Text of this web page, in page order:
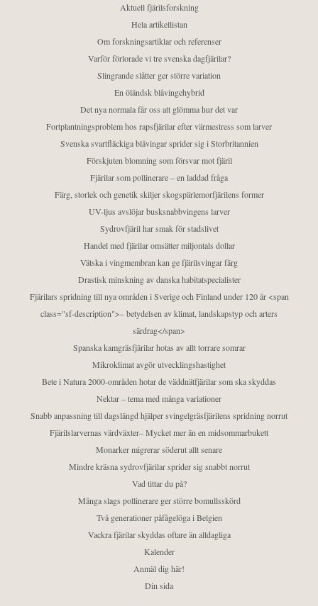
Aktuell fjärilsforskning
Hela artikellistan
Om forskningsartiklar och referenser
Varför förlorade vi tre svenska dagfjärilar?
Slingrande slåtter ger större variation
En öländsk blåvingehybrid
Det nya normala får oss att glömma hur det var
Fortplantningsproblem hos rapsfjärilar efter värmestress som larver
Svenska svartfläckiga blåvingar sprider sig i Storbritannien
Förskjuten blomning som försvar mot fjäril
Fjärilar som pollinerare – en laddad fråga
Färg, storlek och genetik skiljer skogspärlemorfjärilens former
UV-ljus avslöjar busksnabbvingens larver
Sydrovfjäril har smak för stadslivet
Handel med fjärilar omsätter miljontals dollar
Vätska i vingmembran kan ge fjärilsvingar färg
Drastisk minskning av danska habitatspecialister
Fjärilars spridning till nya områden i Sverige och Finland under 120 år <span
class="sf-description">– betydelsen av klimat, landskapstyp och arters
särdrag</span>
Spanska kamgräsfjärilar hotas av allt torrare somrar
Mikroklimat avgör utvecklingshastighet
Bete i Natura 2000-områden hotar de väddnätfjärilar som ska skyddas
Nektar – tema med många variationer
Snabb anpassning till dagslängd hjälper svingelgräsfjärilens spridning norrut
Fjärilslarvernas värdväxter– Mycket mer än en midsommarbukett
Monarker migrerar söderut allt senare
Mindre kräsna sydrovfjärilar sprider sig snabbt norrut
Vad tittar du på?
Många slags pollinerare ger större bomullsskörd
Två generationer påfågelöga i Belgien
Vackra fjärilar skyddas oftare än alldagliga
Kalender
Anmäl dig här!
Din sida